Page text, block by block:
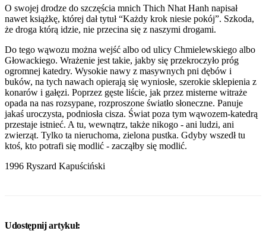
O swojej drodze do szczęścia mnich Thich Nhat Hanh napisał
nawet książkę, której dał tytuł “Każdy krok niesie pokój”. Szkoda,
że droga którą idzie, nie przecina się z naszymi drogami.
Do tego wąwozu można wejść albo od ulicy Chmielewskiego albo
Głowackiego. Wrażenie jest takie, jakby się przekroczyło próg
ogromnej katedry. Wysokie nawy z masywnych pni dębów i
buków, na tych nawach opierają się wyniosłe, szerokie sklepienia z
konarów i gałęzi. Poprzez gęste liście, jak przez misterne witraże
opada na nas rozsypane, rozproszone światło słoneczne. Panuje
jakaś uroczysta, podniosła cisza. Świat poza tym wąwozem-katedrą
przestaje istnieć. A tu, wewnątrz, także nikogo - ani ludzi, ani
zwierząt. Tylko ta nieruchoma, zielona pustka. Gdyby wszedł tu
ktoś, kto potrafi się modlić - zacząłby się modlić.
1996 Ryszard Kapuściński
Udostępnij artykuł: